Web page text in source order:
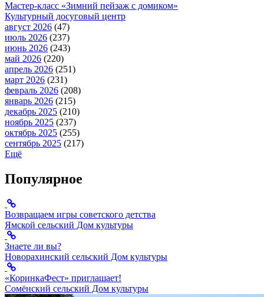
Мастер-класс «Зимний пейзаж с домиком»
Культурный досуговый центр
август 2026 (47)
июль 2026 (237)
июнь 2026 (243)
май 2026 (220)
апрель 2026 (251)
март 2026 (231)
февраль 2026 (208)
январь 2026 (215)
декабрь 2025 (210)
ноябрь 2025 (237)
октябрь 2025 (255)
сентябрь 2025 (217)
Ещё
Популярное
Возвращаем игры советского детства
Ямской сельский Дом культуры
Знаете ли вы?
Новорахинский сельский Дом культуры
«КоринкаФест» приглашает!
Сомёнский сельский Дом культуры